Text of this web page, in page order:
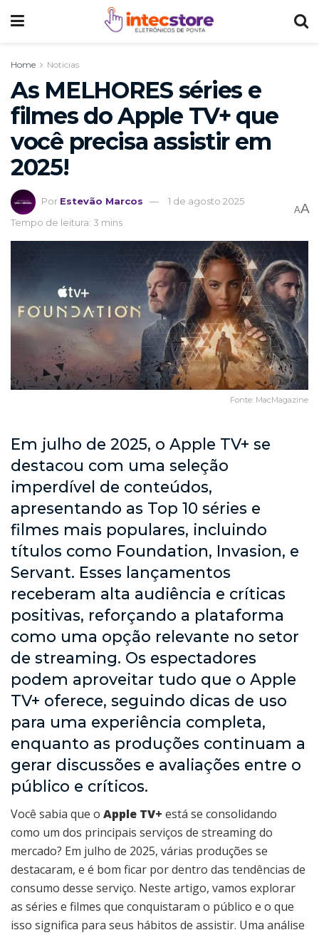
Home Noticias
As MELHORES séries e
filmes do Apple TV+ que
você precisa assistir em
2025!
Por Estevão Marcos
1 de agosto 2025
Tempo de leitura: 3 mins
AA
Fonte: MacMagazine
Em julho de 2025, o Apple TV+ se
destacou com uma seleção
imperdível de conteúdos,
apresentando as Top 10 séries e
filmes mais populares, incluindo
títulos como Foundation, Invasion, e
Servant. Esses lançamentos
receberam alta audiência e críticas
positivas, reforçando a plataforma
como uma opção relevante no setor
de streaming. Os espectadores
podem aproveitar tudo que o Apple
TV+ oferece, seguindo dicas de uso
para uma experiência completa,
enquanto as produções continuam a
gerar discussões e avaliações entre o
público e críticos.
Você sabia que o Apple TV+ está se consolidando
como um dos principais serviços de streaming do
mercado? Em julho de 2025, várias produções se
destacaram, e é bom ficar por dentro das tendências de
consumo desse serviço. Neste artigo, vamos explorar
as séries e filmes que conquistaram o público e o que
isso significa para seus hábitos de assistir. Uma análise